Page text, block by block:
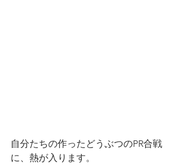
自分たちの作ったどうぶつのPR合戦
に、熱が入ります。